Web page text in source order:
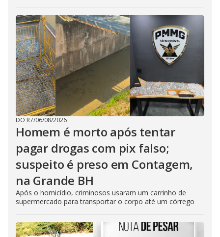
DO R7/06/08/2026
Homem é morto após tentar
pagar drogas com pix falso;
suspeito é preso em Contagem,
na Grande BH
Após o homicídio, criminosos usaram um carrinho de
supermercado para transportar o corpo até um córrego